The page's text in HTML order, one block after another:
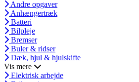
Andre opgaver
Anhængertræk
Batteri
Bilpleje
Bremser
Buler & ridser
Dæk, hjul & hjulskifte
Vis mere
Elektrisk arbejde